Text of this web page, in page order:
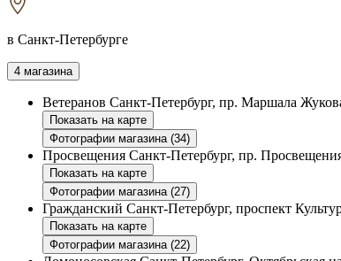
в Санкт-Петербурге
4 магазина
Ветеранов Санкт-Петербург, пр. Маршала
Показать на карте
Фотографии магазина (34)
Просвещения Санкт-Петербург, пр.
Показать на карте
Фотографии магазина (27)
Гражданский Санкт-Петербург, проспект
Показать на карте
Фотографии магазина (22)